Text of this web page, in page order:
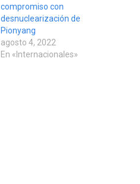
compromiso con
desnuclearización de
Pionyang
agosto 4, 2022
En «Internacionales»